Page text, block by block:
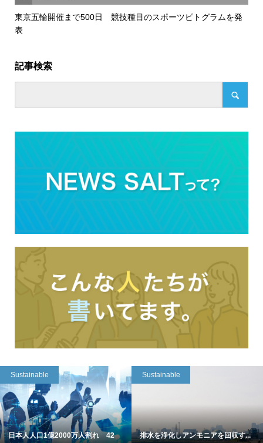
東京五輪開催まで500日 競技種目のスポーツピトグラムを発
表
記事検索
Sustainable
日本人人口1億2000万人割れ 42
Sustainable
排水を浄化しアンモニアを回収す...